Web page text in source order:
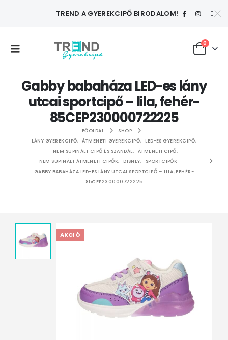
TREND A GYEREKCIPŐ BIRODALOM!
0
Gabby babaháza LED-es lány
utcai sportcipő – lila, fehér-
85CEP230000722225
FŐOLDAL
SHOP
LÁNY GYEREKCIPŐ, ÁTMENETI GYEREKCIPŐ, LED-ES GYEREKCIPŐ,
NEM SUPINÁLT CIPŐ ÉS SZANDÁL, ÁTMENETI CIPŐ,
NEM SUPINÁLT ÁTMENETI CIPŐK, DISNEY,
SPORTCIPŐK
GABBY BABAHÁZA LED-ES LÁNY UTCAI SPORTCIPŐ – LILA, FEHÉR-
85CEP230000722225
AKCIÓ